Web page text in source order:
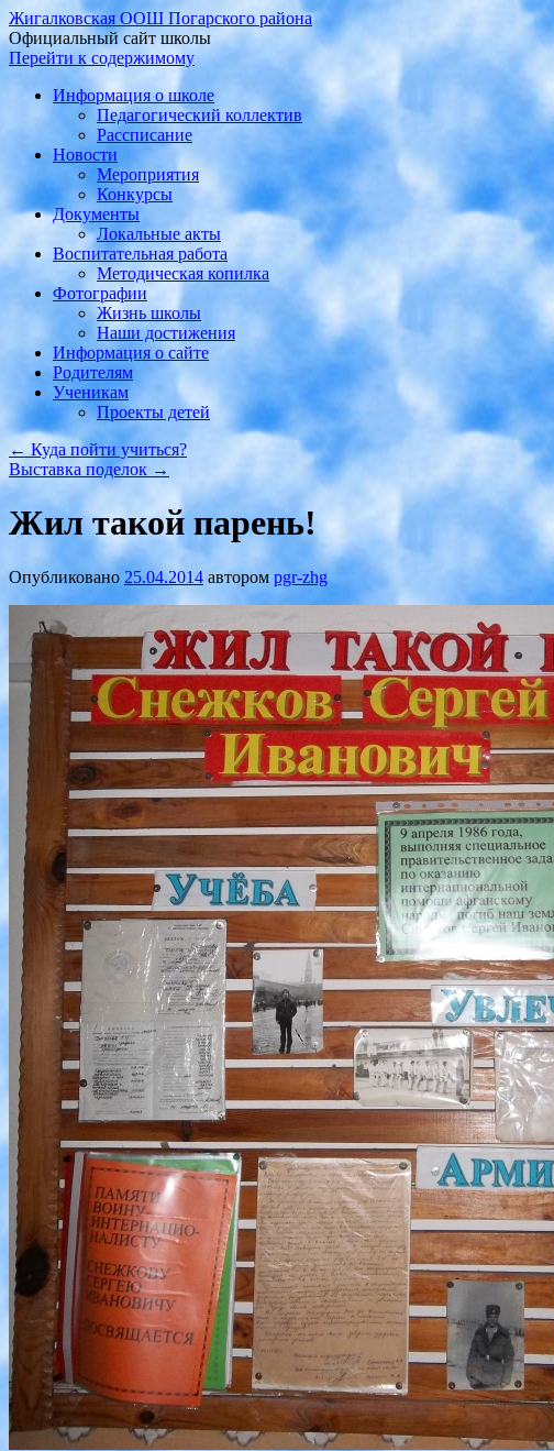
Жигалковская ООШ Погарского района
Официальный сайт школы
Перейти к содержимому
Информация о школе
Педагогический коллектив
Рассписание
Новости
Мероприятия
Конкурсы
Документы
Локальные акты
Воспитательная работа
Методическая копилка
Фотографии
Жизнь школы
Наши достижения
Информация о сайте
Родителям
Ученикам
Проекты детей
← Куда пойти учиться?
Выставка поделок →
Жил такой парень!
Опубликовано 25.04.2014 автором pgr-zhg